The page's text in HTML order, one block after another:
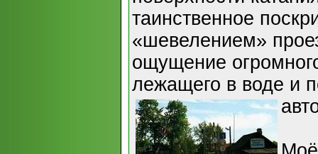
таинственное
«шевелением»
ощущение
лежащего в воде и